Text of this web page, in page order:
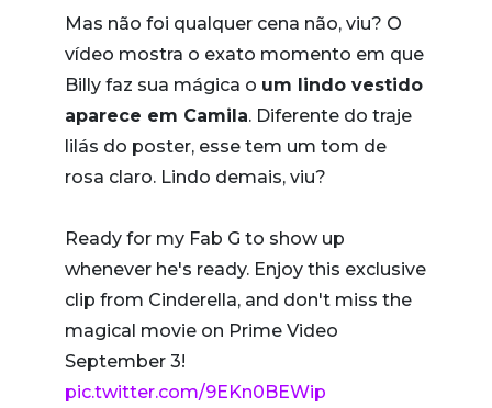
Mas não foi qualquer cena não, viu? O
vídeo mostra o exato momento em que
Billy faz sua mágica o um lindo vestido
aparece em Camila. Diferente do traje
lilás do poster, esse tem um tom de
rosa claro. Lindo demais, viu?
Ready for my Fab G to show up
whenever he's ready. Enjoy this exclusive
clip from Cinderella, and don't miss the
magical movie on Prime Video
September 3!
pic.twitter.com/9EKn0BEWip